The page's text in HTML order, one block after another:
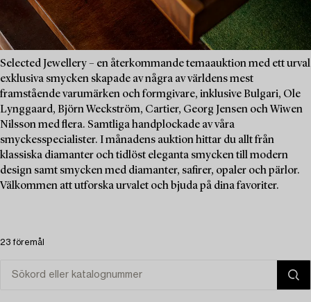
Selected Jewellery – en återkommande temaauktion med ett urval
exklusiva smycken skapade av några av världens mest
framstående varumärken och formgivare, inklusive Bulgari, Ole
Lynggaard, Björn Weckström, Cartier, Georg Jensen och Wiwen
Nilsson med flera. Samtliga handplockade av våra
smyckesspecialister. I månadens auktion hittar du allt från
klassiska diamanter och tidlöst eleganta smycken till modern
design samt smycken med diamanter, safirer, opaler och pärlor.
Välkommen att utforska urvalet och bjuda på dina favoriter.
23 föremål